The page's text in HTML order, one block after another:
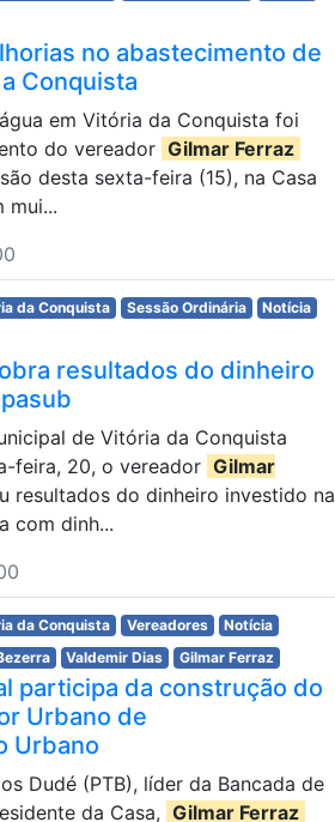
no abastecimento de
Conquista
em Vitória da Conquista foi
do vereador Gilmar Ferraz
desta sexta-feira (15), na Casa
mui...
da Conquista Sessão Ordinária
Notícia
resultados do dinheiro
de Vitória da Conquista
feira, 20, o vereador Gilmar
resultados do dinheiro investido na
com dinh...
da Conquista Vereadores
Notícia
Valdemir Dias Gilmar Ferraz
participa da construção do
Urbano de
Urbano
Dudé (PTB), líder da Bancada de
da Casa, Gilmar Ferraz